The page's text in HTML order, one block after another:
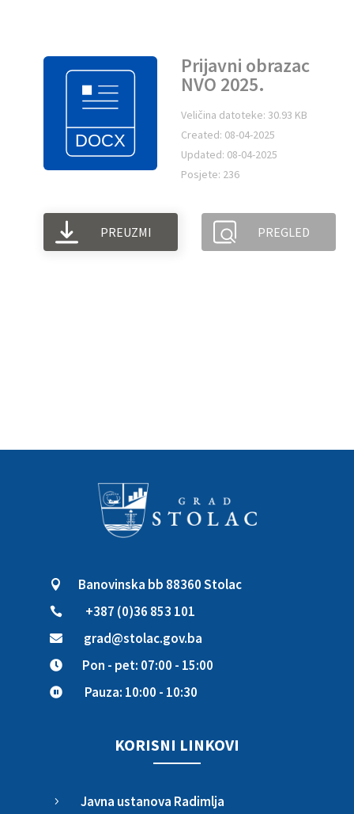
Prijavni obrazac
NVO 2025.
Veličina datoteke: 30.93 KB
Created: 08-04-2025
Updated: 08-04-2025
Posjete: 236
PREUZMI PREGLED
 Banovinska bb 88360 Stolac
 +387 (0)36 853 101
 grad@stolac.gov.ba
 Pon - pet: 07:00 - 15:00
 Pauza: 10:00 - 10:30
KORISNI LINKOVI
5 Javna ustanova Radimlja